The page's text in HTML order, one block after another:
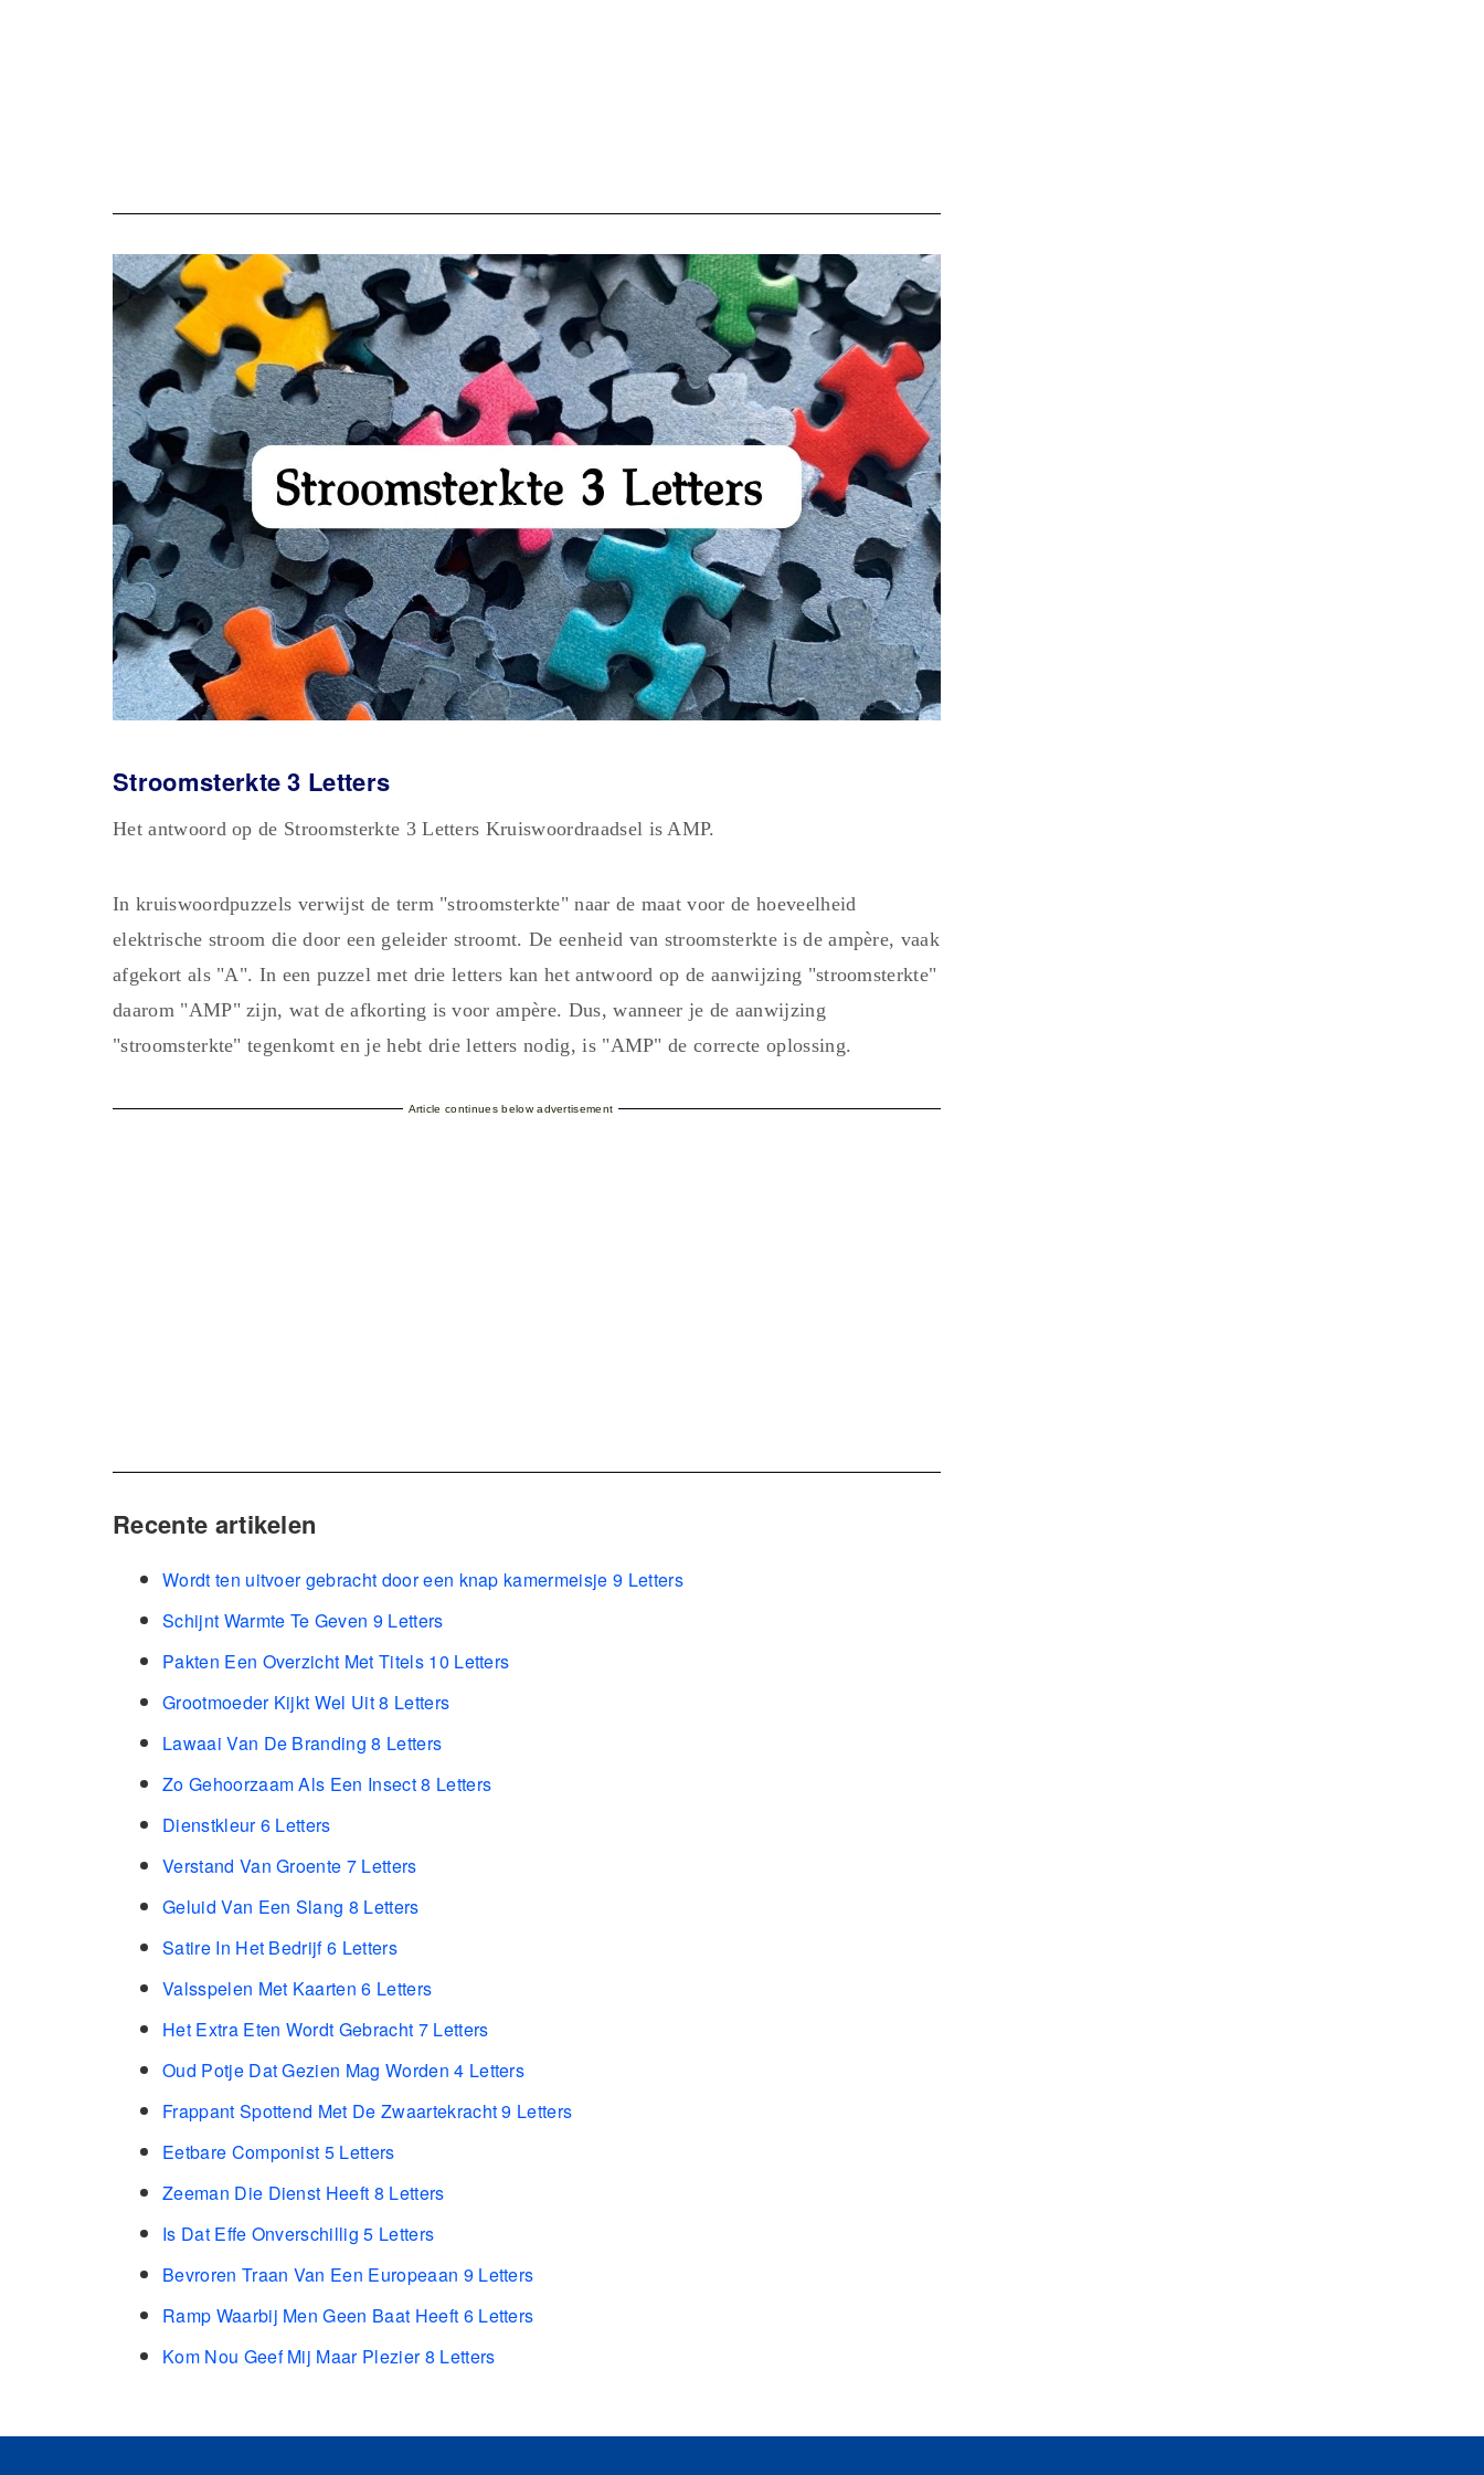
Stroomsterkte 3 Letters
Het antwoord op de Stroomsterkte 3 Letters Kruiswoordraadsel is AMP.
In kruiswoordpuzzels verwijst de term "stroomsterkte" naar de maat voor de hoeveelheid
elektrische stroom die door een geleider stroomt. De eenheid van stroomsterkte is de ampère, vaak
afgekort als "A". In een puzzel met drie letters kan het antwoord op de aanwijzing "stroomsterkte"
daarom "AMP" zijn, wat de afkorting is voor ampère. Dus, wanneer je de aanwijzing
"stroomsterkte" tegenkomt en je hebt drie letters nodig, is "AMP" de correcte oplossing.
Article continues below advertisement
Recente artikelen
Wordt ten uitvoer gebracht door een knap kamermeisje 9 Letters
Schijnt Warmte Te Geven 9 Letters
Pakten Een Overzicht Met Titels 10 Letters
Grootmoeder Kijkt Wel Uit 8 Letters
Lawaai Van De Branding 8 Letters
Zo Gehoorzaam Als Een Insect 8 Letters
Dienstkleur 6 Letters
Verstand Van Groente 7 Letters
Geluid Van Een Slang 8 Letters
Satire In Het Bedrijf 6 Letters
Valsspelen Met Kaarten 6 Letters
Het Extra Eten Wordt Gebracht 7 Letters
Oud Potje Dat Gezien Mag Worden 4 Letters
Frappant Spottend Met De Zwaartekracht 9 Letters
Eetbare Componist 5 Letters
Zeeman Die Dienst Heeft 8 Letters
Is Dat Effe Onverschillig 5 Letters
Bevroren Traan Van Een Europeaan 9 Letters
Ramp Waarbij Men Geen Baat Heeft 6 Letters
Kom Nou Geef Mij Maar Plezier 8 Letters